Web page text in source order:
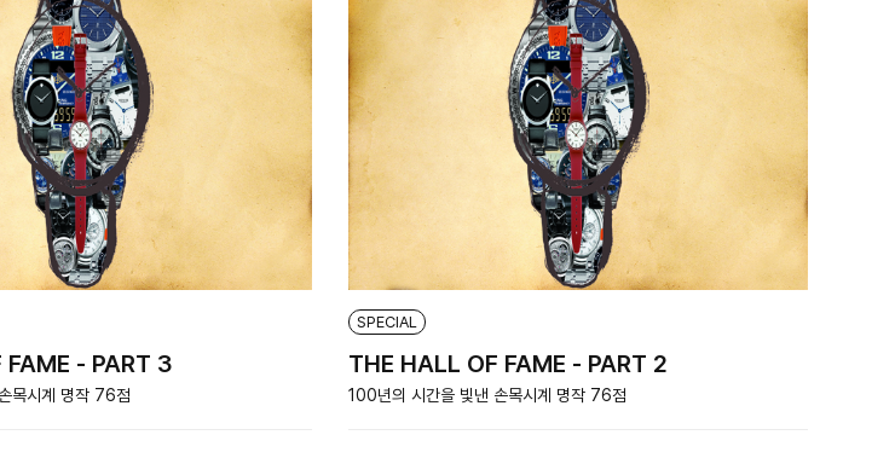
- PART 3
목시계 명작 76점
SPECIAL
THE HALL OF FAME - PART 2
100년의 시간을 빛낸 손목시계 명작 76점